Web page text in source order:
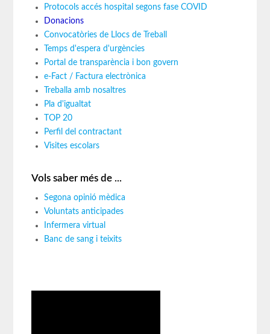
Protocols accés hospital segons fase COVID
Donacions
Convocatòries de Llocs de Treball
Temps d'espera d'urgències
Portal de transparència i bon govern
e-Fact / Factura electrònica
Treballa amb nosaltres
Pla d'igualtat
TOP 20
Perfil del contractant
Visites escolars
Vols saber més de ...
Segona opinió mèdica
Voluntats anticipades
Infermera virtual
Banc de sang i teixits